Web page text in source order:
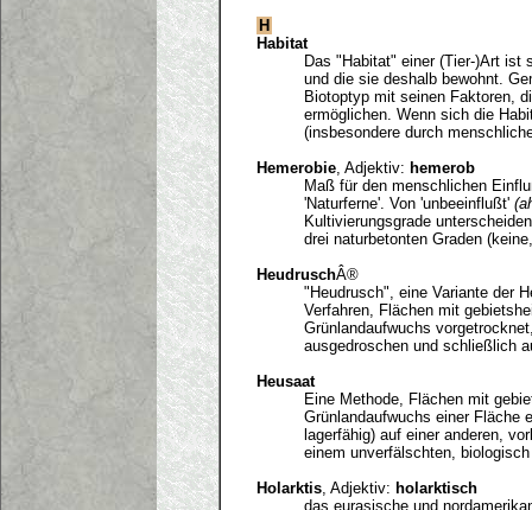
H
Habitat
Das "Habitat" einer (Tier-)Art ist
und die sie deshalb bewohnt.
Biotoptyp mit seinen Faktoren,
ermöglichen. Wenn sich die
(insbesondere durch
Hemerobie , Adjektiv: hemerob
Maß für den menschlichen
'Naturferne'. Von 'unbeeinflußt'
Kultivierungsgrade
drei naturbetonten Graden
HeudruschÂ®
"Heudrusch", eine Variante der
Verfahren, Flächen mit
Grünlandaufwuchs
ausgedroschen und schließlich
Heusaat
Eine Methode, Flächen mit
Grünlandaufwuchs einer Fläche
lagerfähig) auf einer anderen,
einem unverfälschten,
Holarktis , Adjektiv: holarktisch
das eurasische und